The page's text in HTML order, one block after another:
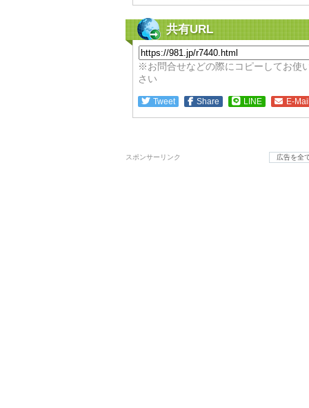
共有URL
※お問合せなどの際にコピーしてお使
さい
Tweet Share LINE E-
スポンサーリンク 広告を全